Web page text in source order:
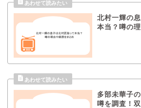
北村一輝の
本当？噂の
多部未華子
噂を調査！